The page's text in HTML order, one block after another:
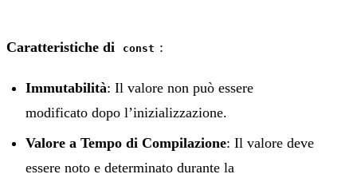
Caratteristiche di const :
Immutabilità: Il valore non può essere
modificato dopo l’inizializzazione.
Valore a Tempo di Compilazione: Il valore deve
essere noto e determinato durante la